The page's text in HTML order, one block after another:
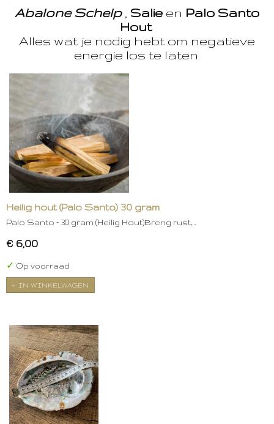
Abalone Schelp, Salie en Palo Santo
Hout
Alles wat je nodig hebt om negatieve
energie los te laten.
Heilig hout (Palo Santo) 30 gram
Palo Santo – 30 gram (Heilig Hout)Breng rust,…
€ 6,00
✓ Op voorraad
IN WINKELWAGEN